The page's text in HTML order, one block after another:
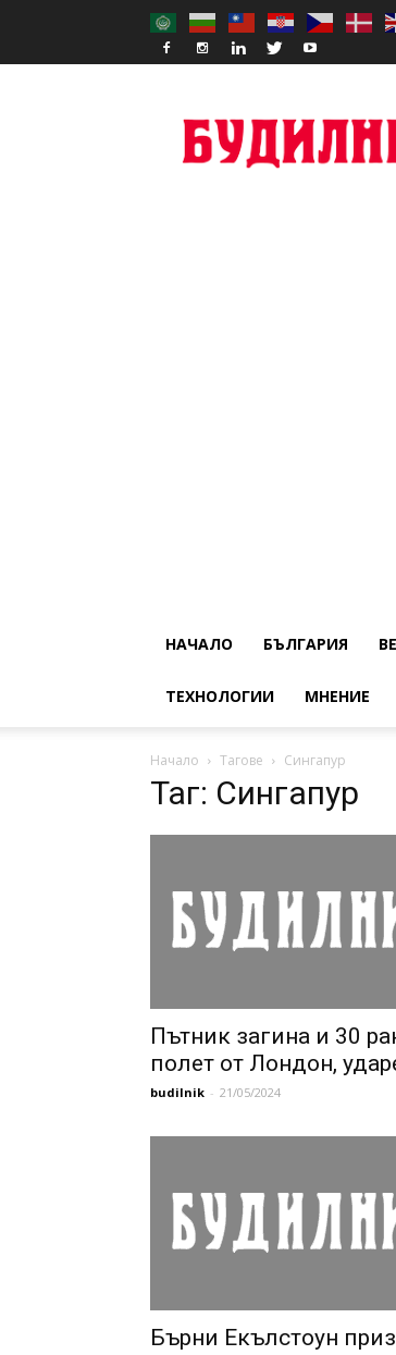
НАЧАЛО БЪЛГАРИЯ
ТЕХНОЛОГИИ МНЕНИЕ
Начало Тагове Сингапур
Таг: Сингапур
Пътник загина и 30
полет от Лондон,
budilnik - 21/05/2024
Бърни Екълстоун